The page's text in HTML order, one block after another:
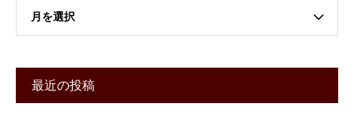
月を選択
最近の投稿